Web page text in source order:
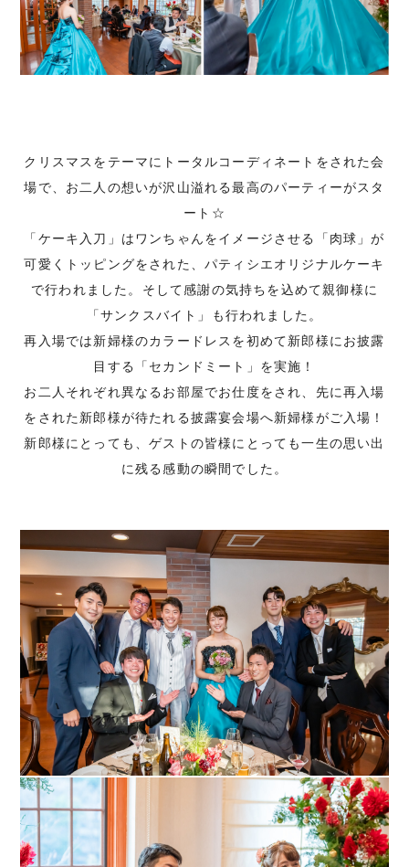
クリスマスをテーマにトータルコーディネートをされた会
場で、お二人の想いが沢山溢れる最高のパーティーがスタ
ート☆
「ケーキ入刀」はワンちゃんをイメージさせる「肉球」が
可愛くトッピングをされた、パティシエオリジナルケーキ
で行われました。そして感謝の気持ちを込めて親御様に
「サンクスバイト」も行われました。
再入場では新婦様のカラードレスを初めて新郎様にお披露
目する「セカンドミート」を実施！
お二人それぞれ異なるお部屋でお仕度をされ、先に再入場
をされた新郎様が待たれる披露宴会場へ新婦様がご入場！
新郎様にとっても、ゲストの皆様にとっても一生の思い出
に残る感動の瞬間でした。